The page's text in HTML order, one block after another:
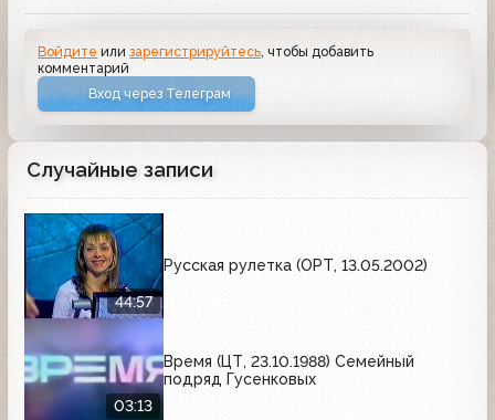
Войдите илизарегистрируйтесь , чтобы добавить
комментарий
Вход через Телеграм
Случайные записи
44:57
Русская рулетка (ОРТ, 13.05.2002)
03:13
Время (ЦТ, 23.10.1988) Семейный
подряд Гусенковых